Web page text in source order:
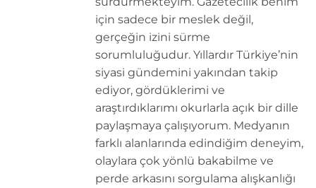
için sadece bir meslek değil,
gerçeğin izini sürme
sorumluluğudur. Yıllardır Türkiye’nin
siyasi gündemini yakından takip
ediyor, gördüklerimi ve
araştırdıklarımı okurlarla açık bir dille
paylaşmaya çalışıyorum. Medyanın
farklı alanlarında edindiğim deneyim,
olaylara çok yönlü bakabilme ve
perde arkasını sorgulama alışkanlığı